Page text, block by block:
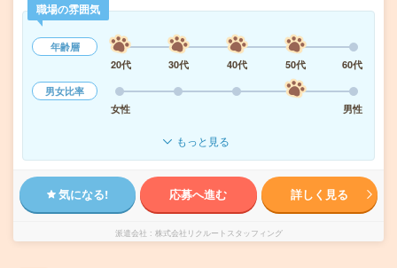
職場の雰囲気
年齢層
20代
30代 40代 50代
60代
男女比率
女性
男性
もっと見る
気になる! 応募へ進む 詳しく見る
派遣会社 株式会社リクルートスタッフィング